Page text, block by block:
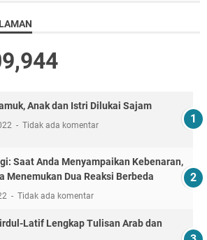
Anak dan Istri Dilukai Sajam
Tidak ada komentar
Saat Anda Menyampaikan Kebenaran,
Menemukan Dua Reaksi Berbeda
Tidak ada komentar
Latif Lengkap Tulisan Arab dan